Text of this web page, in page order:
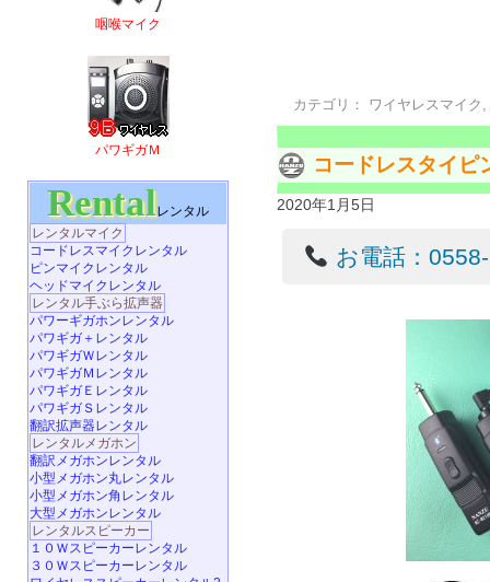
カテゴリ： ワイヤレスマイク
コードレスタイピ
2020年1月5日
お電話：
咽喉マイク
パワギガＭ
Rentalレンタル
レンタルマイク
コードレスマイクレンタル
ピンマイクレンタル
ヘッドマイクレンタル
レンタル手ぶら拡声器
パワーギガホンレンタル
パワギガ＋レンタル
パワギガＷレンタル
パワギガＭレンタル
パワギガＥレンタル
パワギガＳレンタル
翻訳拡声器レンタル
レンタルメガホン
翻訳メガホンレンタル
小型メガホン丸レンタル
小型メガホン角レンタル
大型メガホンレンタル
レンタルスピーカー
１０Ｗスピーカーレンタル
３０Ｗスピーカーレンタル